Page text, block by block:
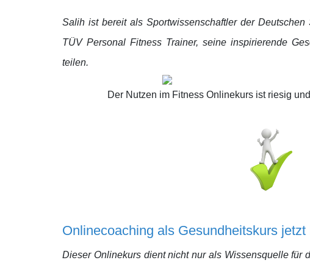
Salih ist bereit als Sportwissenschaftler der
TÜV Personal Fitness Trainer, seine inspirierende
teilen.
Der Nutzen im Fitness Onlinekurs ist riesig
Onlinecoaching als Gesundheitskurs jetzt
Dieser Onlinekurs dient nicht nur als Wissensquelle für